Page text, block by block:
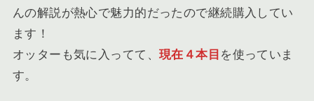
んの解説が熱心で魅力的だったので継続購入してい
ます！
オッターも気に入ってて、現在４本目 を使っていま
す。